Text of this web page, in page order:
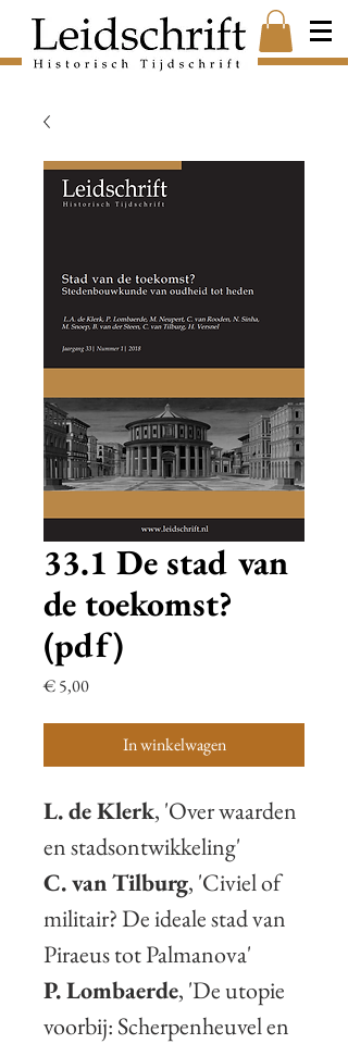
33.1 De stad van
de toekomst?
(pdf)
€ 5,00Prijs
In winkelwagen
L. de Klerk, 'Over waarden
en stadsontwikkeling'
C. van Tilburg, 'Civiel of
militair? De ideale stad van
Piraeus tot Palmanova'
P. Lombaerde, 'De utopie
voorbij: Scherpenheuvel en